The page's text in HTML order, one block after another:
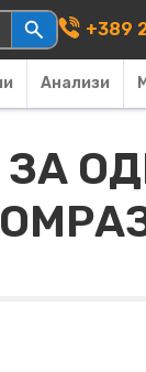
+389
Анализи
ЗА